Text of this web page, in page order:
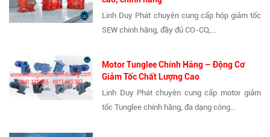
Linh Duy Phát chuyên cung cấp hộp giảm tốc
SEW chính hãng, đầy đủ CO-CQ,...
Motor Tunglee Chính Hãng – Động Cơ
Giảm Tốc Chất Lượng Cao
Linh Duy Phát chuyên cung cấp motor giảm
tốc Tunglee chính hãng, đa dạng công...